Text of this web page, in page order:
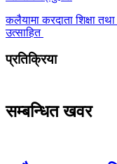
कलैयामा करदाता शिक्षा
उत्साहित
प्रतिक्रिया
सम्बन्धित खवर